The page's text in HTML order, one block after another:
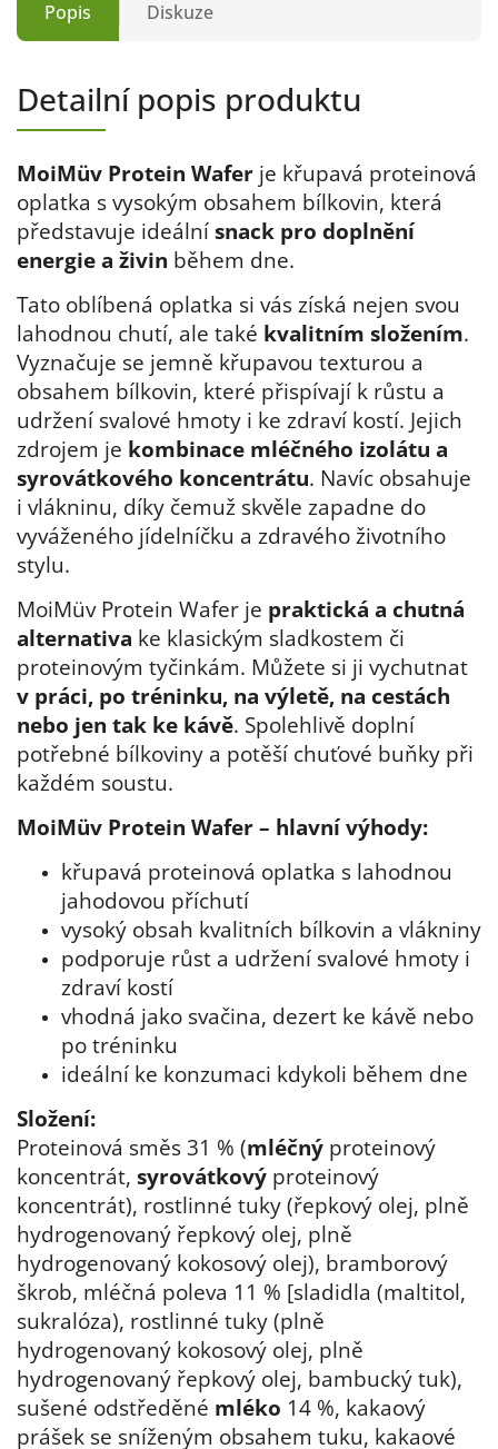
Popis Diskuze
Detailní popis produktu
MoiMüv Protein Wafer je křupavá proteinová
oplatka s vysokým obsahem bílkovin, která
představuje ideální snack pro doplnění
energie a živin během dne.
Tato oblíbená oplatka si vás získá nejen svou
lahodnou chutí, ale také kvalitním složením.
Vyznačuje se jemně křupavou texturou a
obsahem bílkovin, které přispívají k růstu a
udržení svalové hmoty i ke zdraví kostí. Jejich
zdrojem je kombinace mléčného izolátu a
syrovátkového koncentrátu. Navíc obsahuje
i vlákninu, díky čemuž skvěle zapadne do
vyváženého jídelníčku a zdravého životního
stylu.
MoiMüv Protein Wafer je praktická a chutná
alternativa ke klasickým sladkostem či
proteinovým tyčinkám. Můžete si ji vychutnat
v práci, po tréninku, na výletě, na cestách
nebo jen tak ke kávě. Spolehlivě doplní
potřebné bílkoviny a potěší chuťové buňky při
každém soustu.
MoiMüv Protein Wafer – hlavní výhody:
křupavá proteinová oplatka s lahodnou
jahodovou příchutí
vysoký obsah kvalitních bílkovin a vlákniny
podporuje růst a udržení svalové hmoty i
zdraví kostí
vhodná jako svačina, dezert ke kávě nebo
po tréninku
ideální ke konzumaci kdykoli během dne
Složení:
Proteinová směs 31 % (mléčný proteinový
koncentrát, syrovátkový proteinový
koncentrát), rostlinné tuky (řepkový olej, plně
hydrogenovaný řepkový olej, plně
hydrogenovaný kokosový olej), bramborový
škrob, mléčná poleva 11 % [sladidla (maltitol,
sukralóza), rostlinné tuky (plně
hydrogenovaný kokosový olej, plně
hydrogenovaný řepkový olej, bambucký tuk),
sušené odstředěné mléko 14 %, kakaový
prášek se sníženým obsahem tuku, kakaové